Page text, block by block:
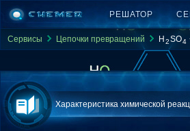
РЕШАТОР
Сервисы Цепочки превращений H 2SO4
Характеристика химической